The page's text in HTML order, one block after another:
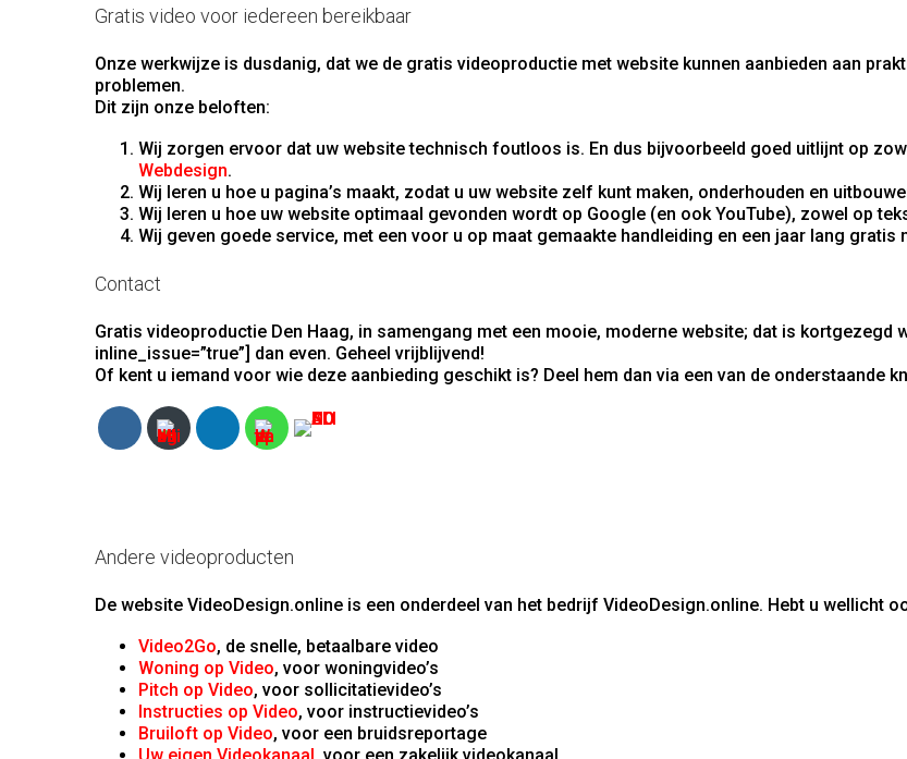
Gratis video voor iedereen bereikbaar
Onze werkwijze is dusdanig, dat we de gratis videoproductie met website kunnen aanbieden aan
problemen.
Dit zijn onze beloften:
Wij zorgen ervoor dat uw website technisch foutloos is. En dus bijvoorbeeld goed uitlijnt op
Webdesign.
Wij leren u hoe u pagina’s maakt, zodat u uw website zelf kunt maken, onderhouden en
Wij leren u hoe uw website optimaal gevonden wordt op Google (en ook YouTube), zowel op
Wij geven goede service, met een voor u op maat gemaakte handleiding en een jaar lang gratis
Contact
Gratis videoproductie Den Haag, in samengang met een mooie, moderne website; dat is kortgezegd
inline_issue=”true”] dan even. Geheel vrijblijvend!
Of kent u iemand voor wie deze aanbieding geschikt is? Deel hem dan via een van de onderstaande
Andere videoproducten
De website VideoDesign.online is een onderdeel van het bedrijf VideoDesign.online. Hebt u wellicht
Video2Go, de snelle, betaalbare video
Woning op Video, voor woningvideo’s
Pitch op Video, voor sollicitatievideo’s
Instructies op Video, voor instructievideo’s
Bruiloft op Video, voor een bruidsreportage
Uw eigen Videokanaal , voor een zakelijk videokanaal